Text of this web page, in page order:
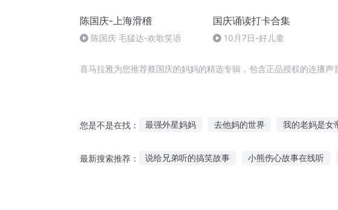
陈国庆-上海滑稽
陈国庆 毛猛达-欢歌笑语
国庆诵读打卡合集
10月7日-好儿童
喜马拉雅为您推荐蔡国庆的妈妈的精选专辑，包含正品授权的连播
您是不是在找： 最强外星妈妈 去他妈的世界 我的老妈是女
最新搜索推荐： 说给兄弟听的搞笑故事 小熊伤心故事在线听